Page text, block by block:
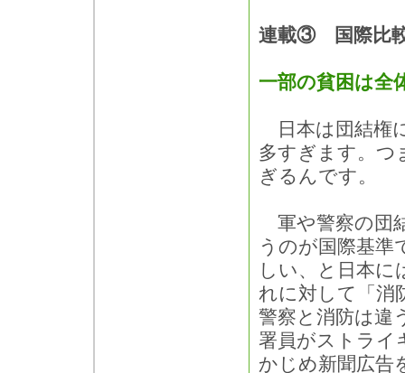
連載③ 国際比
一部の貧困は全
日本は団結権
多すぎます。つ
ぎるんです。
軍や警察の団
うのが国際基
しい、と日本
れに対して「消
警察と消防は違
署員がストライ
かじめ新聞広告